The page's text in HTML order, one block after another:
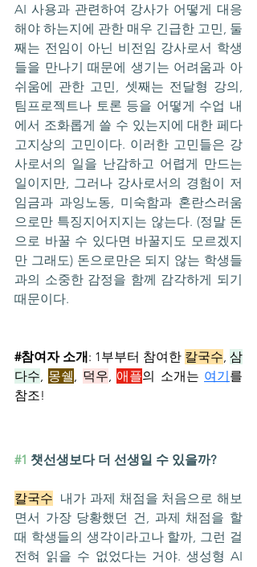
AI 사용과 관련하여 강사가 어떻게 대응
해야 하는지에 관한 매우 긴급한 고민, 둘
째는 전임이 아닌 비전임 강사로서 학생
들을 만나기 때문에 생기는 어려움과 아
쉬움에 관한 고민, 셋째는 전달형 강의,
팀프로젝트나 토론 등을 어떻게 수업 내
에서 조화롭게 쓸 수 있는지에 대한 페다
고지상의 고민이다. 이러한 고민들은 강
사로서의 일을 난감하고 어렵게 만드는
일이지만, 그러나 강사로서의 경험이 저
임금과 과잉노동, 미숙함과 혼란스러움
으로만 특징지어지지는 않는다. (정말 돈
으로 바꿀 수 있다면 바꿀지도 모르겠지
만 그래도) 돈으로만은 되지 않는 학생들
과의 소중한 감정을 함께 감각하게 되기
때문이다.
#참여자 소개: 1부부터 참여한 칼국수, 삼
다수, 몽쉘, 덕우, 애플의 소개는 여기를
참조!
#1 챗선생보다 더 선생일 수 있을까?
칼국수
  내가 과제 채점을 처음으로 해보
면서 가장 당황했던 건, 과제 채점을 할
때 학생들의 생각이라고나 할까, 그런 걸
전혀 읽을 수 없었다는 거야. 생성형 AI